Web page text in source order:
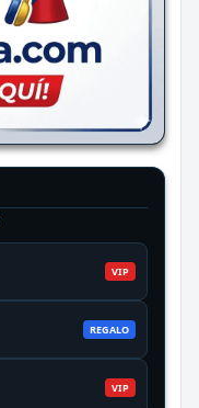
VIP
REGALO
VIP